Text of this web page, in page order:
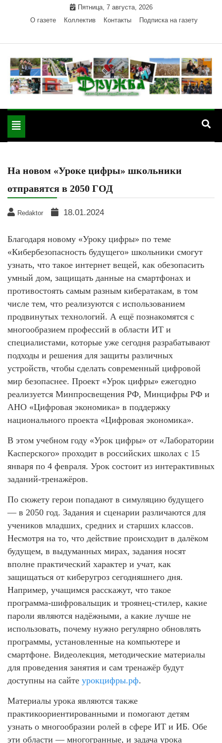
Пятница, 7 августа, 2026
О газете
Коллектив Контакты Подписка на газету
"Дружба" — газета
Красногвардейского района Республики Адыгея
Toggle
navigation
На новом «Уроке цифры» школьники
отправятся в 2050 ГОД
Redaktor 18.01.2024
Благодаря новому «Уроку цифры» по теме
«Кибербезопасность будущего» школьники смогут
узнать, что такое интернет вещей, как обезопасить
умный дом, защищать данные на смартфонах и
противостоять самым разным кибератакам, в том
числе тем, что реализуются с использованием
продвинутых технологий. А ещё познакомятся с
многообразием профессий в области ИТ и
специалистами, которые уже сегодня разрабатывают
подходы и решения для защиты различных
устройств, чтобы сделать современный цифровой
мир безопаснее. Проект «Урок цифры» ежегодно
реализуется Минпросвещения РФ, Минцифры РФ и
АНО «Цифровая экономика» в поддержку
национального проекта «Цифровая экономика».
В этом учебном году «Урок цифры» от «Лаборатории
Касперского» проходит в российских школах с 15
января по 4 февраля. Урок состоит из интерактивных
заданий-тренажёров.
По сюжету герои попадают в симуляцию будущего
— в 2050 год. Задания и сценарии различаются для
учеников младших, средних и старших классов.
Несмотря на то, что действие происходит в далёком
будущем, в выдуманных мирах, задания носят
вполне практический характер и учат, как
защищаться от киберугроз сегодняшнего дня.
Например, учащимся расскажут, что такое
программа-шифровальщик и троянец-стилер, какие
пароли являются надёжными, а какие лучше не
использовать, почему нужно регулярно обновлять
программы, установленные на компьютере и
смартфоне. Видеолекция, методические материалы
для проведения занятия и сам тренажёр будут
доступны на сайте урокцифры.рф.
Материалы урока являются также
практикоориентированными и помогают детям
узнать о многообразии ролей в сфере ИТ и ИБ. Обе
эти области — многогранные, и задача урока